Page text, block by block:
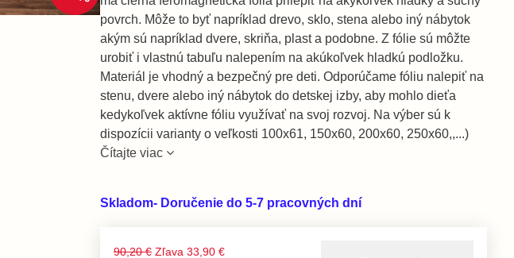
povrch. Môže to byť napríklad drevo, sklo, stena alebo iný nábytok
akým sú napríklad dvere, skriňa, plast a podobne. Z fólie sú môžte
urobiť i vlastnú tabuľu nalepením na akúkoľvek hladkú podložku.
Materiál je vhodný a bezpečný pre deti. Odporúčame fóliu nalepiť na
stenu, dvere alebo iný nábytok do detskej izby, aby mohlo dieťa
kedykoľvek aktívne fóliu využívať na svoj rozvoj. Na výber sú k
dispozícii varianty o veľkosti 100x61, 150x60, 200x60, 250x60,,...)
Čítajte viac
Skladom- Doručenie do 5-7 pracovných dní
90,20 € Zľava 33,90 €